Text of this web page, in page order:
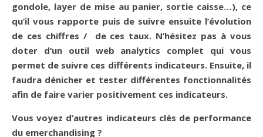
gondole, layer de mise au panier, sortie caisse…), ce
qu’il vous rapporte puis de suivre ensuite l’évolution
de ces chiffres / de ces taux. N’hésitez pas à vous
doter d’un outil web analytics complet qui vous
permet de suivre ces différents indicateurs. Ensuite, il
faudra dénicher et tester différentes fonctionnalités
afin de faire varier positivement ces indicateurs.
Vous voyez d’autres indicateurs clés de performance
du emerchandising ?